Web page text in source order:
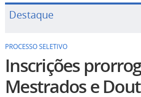
Destaque
PROCESSO SELETIVO
Inscrições
Mestrados e